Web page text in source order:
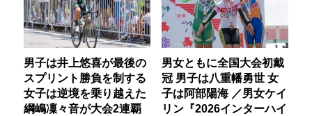
男子は井上悠喜が最後の
スプリント勝負を制する
女子は逆境を乗り越えた
綱嶋凜々音が大会2連覇
男女ともに全国大会初戴
冠 男子は八重幡勇世 女
子は阿部陽海 ／男女ケイ
リン『2026インターハイ